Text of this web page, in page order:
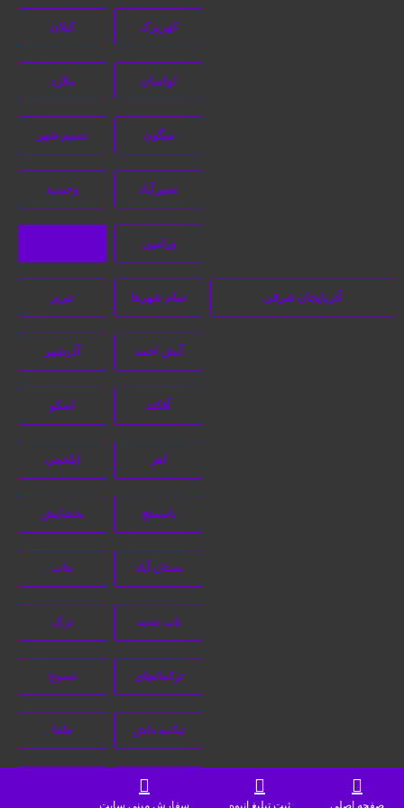
کهریزک کیلان
لواسان ملارد
میگون نسیم شهر
نصیرآباد وحیدیه
ورامین
آذربایجان شرقی تمام شهر‌ها تبریز
آبش احمد آذرشهر
آقکند اسکو
اهر ایلخچی
باسمنج بخشایش
بستان آباد بناب
ناب جدید ترک
ترکمانچای تسوج
تیکمه داش جلفا
خاروانا
در سایت آگهی تبلیغاتی کاربران مستقیما با هم تماس می‌گیرند و هیچ
فروشِ شما در سایت آگهی تبلیغاتی هیچ دخالتی نداشته و کاربران باید
خودشان جنبه‌های مختلف امنیتی را در نظر بگیرند.
صفحه اصلی ثبت تبلیغ انبوه سفارش مینی سایت